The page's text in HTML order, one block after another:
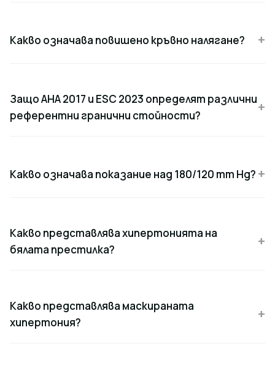
Какво означава повишено кръвно налягане?
Защо AHA 2017 и ESC 2023 определят различни
референтни гранични стойности?
Какво означава показание над 180/120 mm Hg?
Какво представлява хипертонията на
бялата престилка?
Какво представлява маскираната
хипертония?